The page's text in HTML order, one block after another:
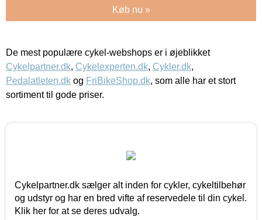
Køb nu »
De mest populære cykel-webshops er i øjeblikket
Cykelpartner.dk, Cykelexperten.dk, Cykler.dk,
Pedalatleten.dk og FriBikeShop.dk, som alle har et stort
sortiment til gode priser.
Cykelpartner.dk sælger alt inden for cykler, cykeltilbehør
og udstyr og har en bred vifte af reservedele til din cykel.
Klik her for at se deres udvalg.